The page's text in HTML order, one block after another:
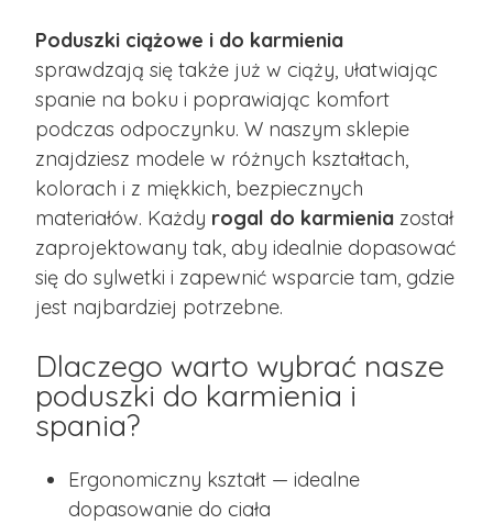
Poduszki ciążowe i do karmienia
sprawdzają się także już w ciąży, ułatwiając
spanie na boku i poprawiając komfort
podczas odpoczynku. W naszym sklepie
znajdziesz modele w różnych kształtach,
kolorach i z miękkich, bezpiecznych
materiałów. Każdy rogal do karmienia został
zaprojektowany tak, aby idealnie dopasować
się do sylwetki i zapewnić wsparcie tam, gdzie
jest najbardziej potrzebne.
Dlaczego warto wybrać nasze
poduszki do karmienia i
spania?
Ergonomiczny kształt — idealne
dopasowanie do ciała